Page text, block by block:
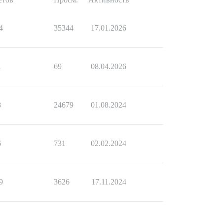
35344 17.01.2026
69 08.04.2026
24679 01.08.2024
731 02.02.2024
3626 17.11.2024